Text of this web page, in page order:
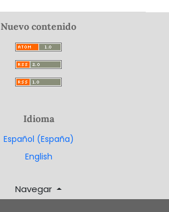
Nuevo contenido
Idioma
Español (España)
English
Navegar